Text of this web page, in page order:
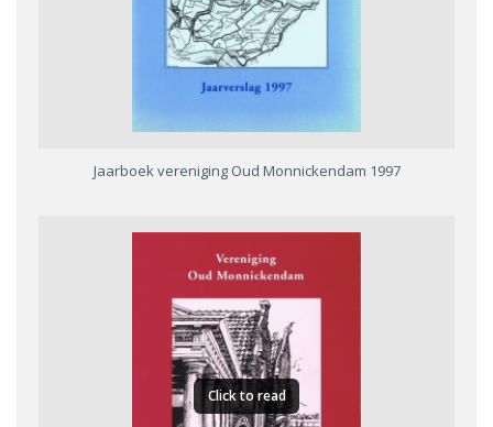
Jaarboek vereniging Oud Monnickendam 1997
Click to read